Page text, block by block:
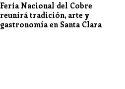
Feria Nacional del Cobre
reunirá tradición, arte y
gastronomía en Santa Clara